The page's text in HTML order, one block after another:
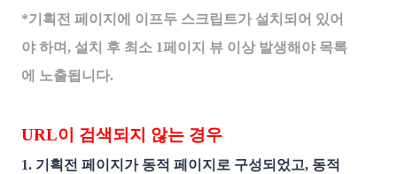
*기획전 페이지에 이프두 스크립트가 설치되어 있어
야 하며, 설치 후 최소 1페이지 뷰 이상 발생해야 목록
에 노출됩니다.
URL이 검색되지 않는 경우
1. 기획전 페이지가 동적 페이지로 구성되었고, 동적